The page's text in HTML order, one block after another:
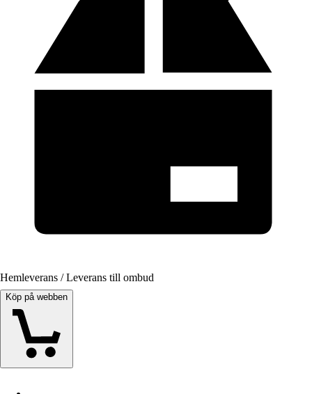
Hemleverans / Leverans till ombud
Köp på webben